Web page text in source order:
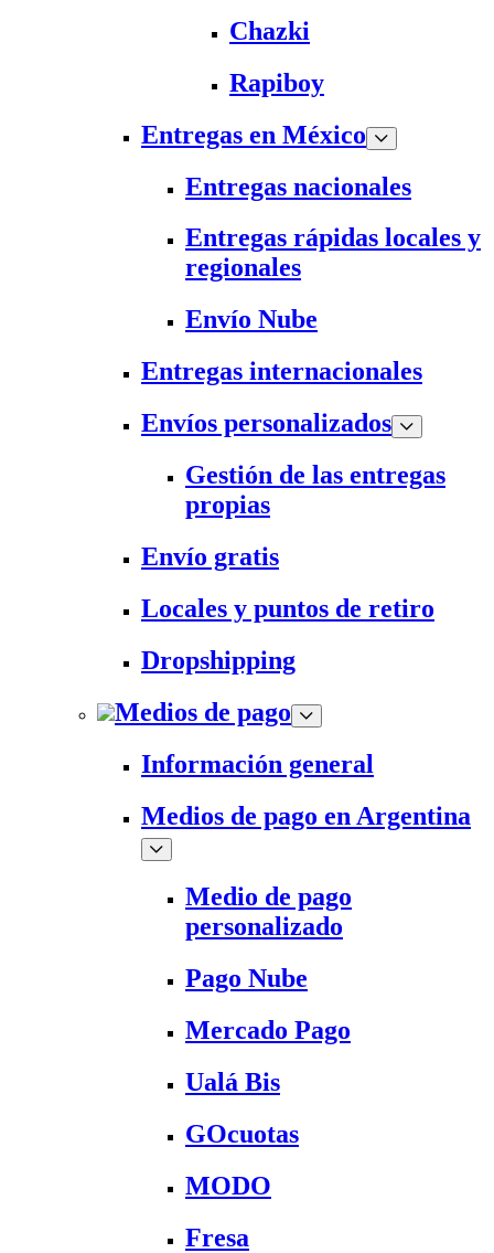
Chazki
Rapiboy
Entregas en México
Entregas nacionales
Entregas rápidas locales y
regionales
Envío Nube
Entregas internacionales
Envíos personalizados
Gestión de las entregas
propias
Envío gratis
Locales y puntos de retiro
Dropshipping
Medios de pago
Información general
Medios de pago en Argentina
Medio de pago
personalizado
Pago Nube
Mercado Pago
Ualá Bis
GOcuotas
MODO
Fresa